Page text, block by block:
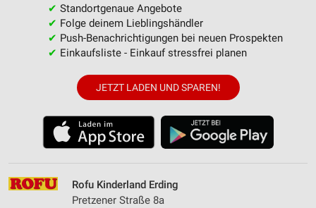
✔ Standortgenaue Angebote
✔ Folge deinem Lieblingshändler
✔ Push-Benachrichtigungen bei neuen Prospekten
✔ Einkaufsliste - Einkauf stressfrei planen
JETZT LADEN UND SPAREN!
Rofu Kinderland Erding
Pretzener Straße 8a